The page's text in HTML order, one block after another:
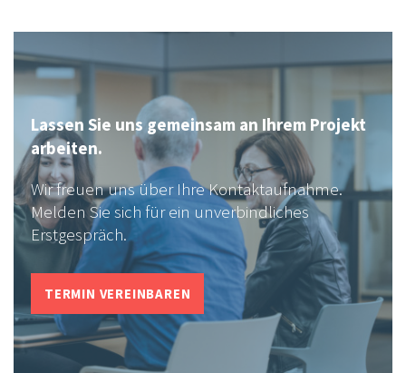
Lassen Sie uns gemeinsam an Ihrem Projekt
arbeiten.
Wir freuen uns über Ihre Kontaktaufnahme.
Melden Sie sich für ein unverbindliches
Erstgespräch.
TERMIN VEREINBAREN